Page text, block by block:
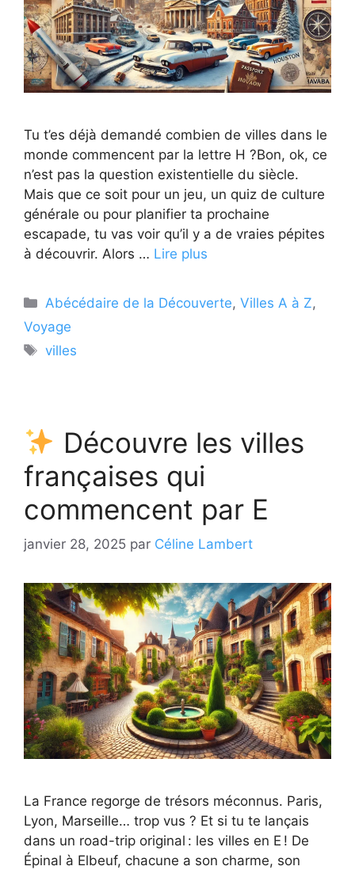
Tu t’es déjà demandé combien de villes dans le
monde commencent par la lettre H ?Bon, ok, ce
n’est pas la question existentielle du siècle.
Mais que ce soit pour un jeu, un quiz de culture
générale ou pour planifier ta prochaine
escapade, tu vas voir qu’il y a de vraies pépites
à découvrir. Alors … Lire plus
Catégories
Abécédaire de la Découverte,Villes A à Z,
Voyage
Étiquettes
villes
Découvre les villes
françaises qui
commencent par E
janvier 28, 2025 par Céline Lambert
La France regorge de trésors méconnus. Paris,
Lyon, Marseille… trop vus ? Et si tu te lançais
dans un road-trip original : les villes en E ! De
Épinal à Elbeuf, chacune a son charme, son